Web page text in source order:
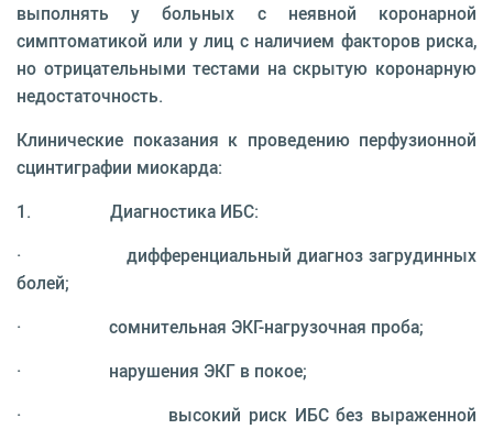
выполнять у больных с неявной коронарной
симптоматикой или у лиц с наличием факторов риска,
но отрицательными тестами на скрытую коронарную
недостаточность.
Клинические показания к проведению перфузионной
сцинтиграфии миокарда:
1. Диагностика ИБС:
· дифференциальный диагноз загрудинных
болей;
· сомнительная ЭКГ-нагрузочная проба;
· нарушения ЭКГ в покое;
· высокий риск ИБС без выраженной